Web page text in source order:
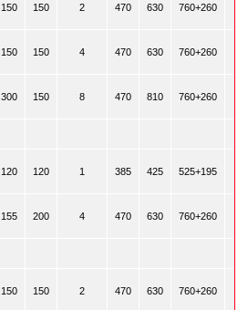
150 150 2 470 630 760+260
150 150 4 470 630 760+260
300 150 8 470 810 760+260
120 120 1 385 425 525+195
155 200 4 470 630 760+260
150 150 2 470 630 760+260